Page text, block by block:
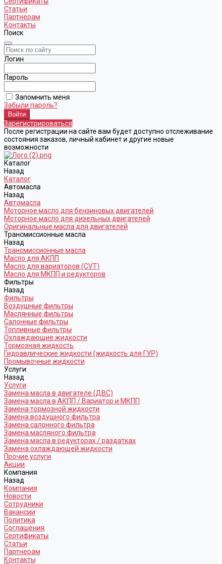
Статьи
Партнерам
Контакты
Поиск
Логин
Пароль
Запомнить меня
Забыли пароль?
Зарегистрироваться
После регистрации на сайте вам будет доступно отслеживание
состояния заказов, личный кабинет и другие новые
возможности
Каталог
Назад
Каталог
Автомасла
Назад
Автомасла
Моторное масло для бензиновых двигателей
Моторное масло для дизельных двигателей
Оригинальные масла для двигателей
Трансмиссионные масла
Назад
Трансмиссионные масла
Масло для АКПП
Масло для вариаторов (CVT)
Масло для МКПП и редукторов
Фильтры
Назад
Фильтры
Воздушные фильтры
Маслянные фильтры
Салонные фильтры
Топливные фильтры
Охлаждающие жидкости
Тормозная жидкость
Гидравлические жидкости (жидкость для ГУР)
Промывочные жидкости
Услуги
Назад
Услуги
Замена масла в двигателе (ДВС)
Замена масла в АКПП / Вариатор и МКПП
Замена тормозной жидкости
Замена воздушного фильтра
Замена салонного фильтра
Замена масляного фильтра
Замена масла в редукторах / раздатках
Замена охлаждающей жидкости
Прочие услуги
Акции
Компания
Назад
Компания
Новости
Сотрудники
Вакансии
Политика
Соглашения
Сертификаты
Статьи
Партнерам
Контакты